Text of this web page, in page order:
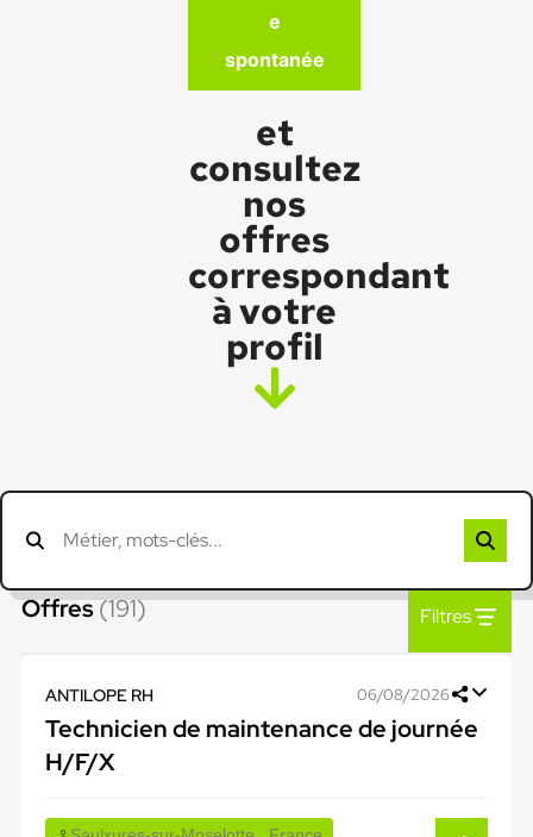
e
spontanée
et
consultez
nos
offres
correspondant
à votre
profil
Offres(191) Filtres
ANTILOPE RH 06/08/2026
Technicien de maintenance de journée
H/F/X